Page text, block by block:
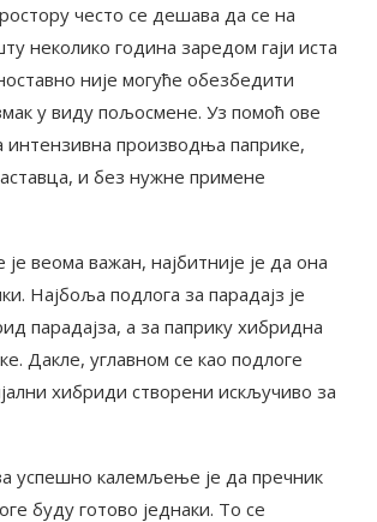
често се дешава да се на
неколико година заредом гаји иста
није могуће обезбедити
у виду пољосмене. Уз помоћ ове
интензивна производња паприке,
и без нужне примене
веома важан, најбитније је да она
Најбоља подлога за парадајз је
парадајза, а за паприку хибридна
Дакле, углавном се као подлоге
хибриди створени искључиво за
успешно калемљење је да пречник
буду готово једнаки. То се